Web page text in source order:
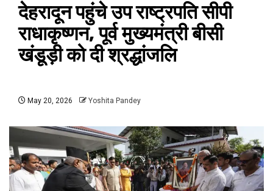
देहरादून पहुंचे उप राष्ट्रपति सीपी
राधाकृष्णन, पूर्व मुख्यमंत्री बीसी
खंडूड़ी को दी श्रद्धांजलि
May 20, 2026 Yoshita Pandey